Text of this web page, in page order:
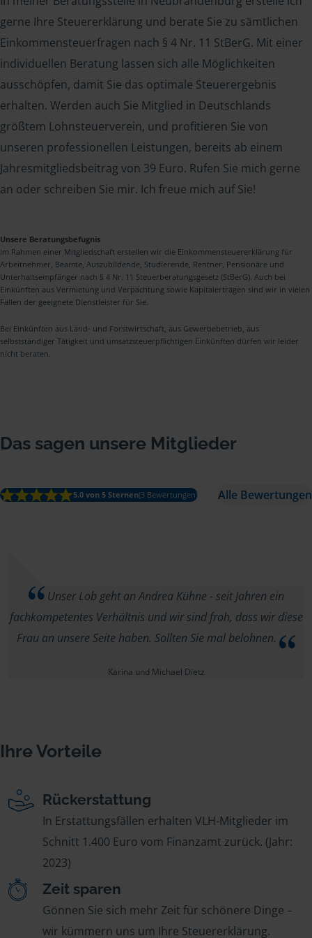
gerne Ihre Steuererklärung und berate Sie zu sämtlichen
Einkommensteuerfragen nach § 4 Nr. 11 StBerG. Mit einer
individuellen Beratung lassen sich alle Möglichkeiten
ausschöpfen, damit Sie das optimale Steuerergebnis
erhalten. Werden auch Sie Mitglied in Deutschlands
größtem Lohnsteuerverein, und profitieren Sie von
unseren professionellen Leistungen, bereits ab einem
Jahresmitgliedsbeitrag von 39 Euro. Rufen Sie mich gerne
an oder schreiben Sie mir. Ich freue mich auf Sie!
Unsere Beratungsbefugnis
Im Rahmen einer Mitgliedschaft erstellen wir die Einkommensteuererklärung für
Arbeitnehmer, Beamte, Auszubildende, Studierende, Rentner, Pensionäre und
Unterhaltsempfänger nach § 4 Nr. 11 Steuerberatungsgesetz (StBerG). Auch bei
Einkünften aus Vermietung und Verpachtung sowie Kapitalerträgen sind wir in vielen
Fällen der geeignete Dienstleister für Sie.
Bei Einkünften aus Land- und Forstwirtschaft, aus Gewerbebetrieb, aus
selbstständiger Tätigkeit und umsatzsteuerpflichtigen Einkünften dürfen wir leider
nicht beraten.
Das sagen unsere Mitglieder
5.0 von 5 Sternen(3 Bewertungen) Alle Bewertungen
Unser Lob geht an Andrea Kühne - seit Jahren ein
fachkompetentes Verhältnis und wir sind froh, dass wir diese
Frau an unsere Seite haben. Sollten Sie mal belohnen.
Karina und Michael Dietz
Ihre Vorteile
Rückerstattung
In Erstattungsfällen erhalten VLH-Mitglieder im
Schnitt 1.400 Euro vom Finanzamt zurück. (Jahr:
2023)
Zeit sparen
Gönnen Sie sich mehr Zeit für schönere Dinge –
wir kümmern uns um Ihre Steuererklärung.